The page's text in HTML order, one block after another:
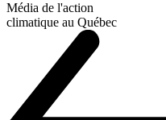
Média de l'action
climatique au Québec